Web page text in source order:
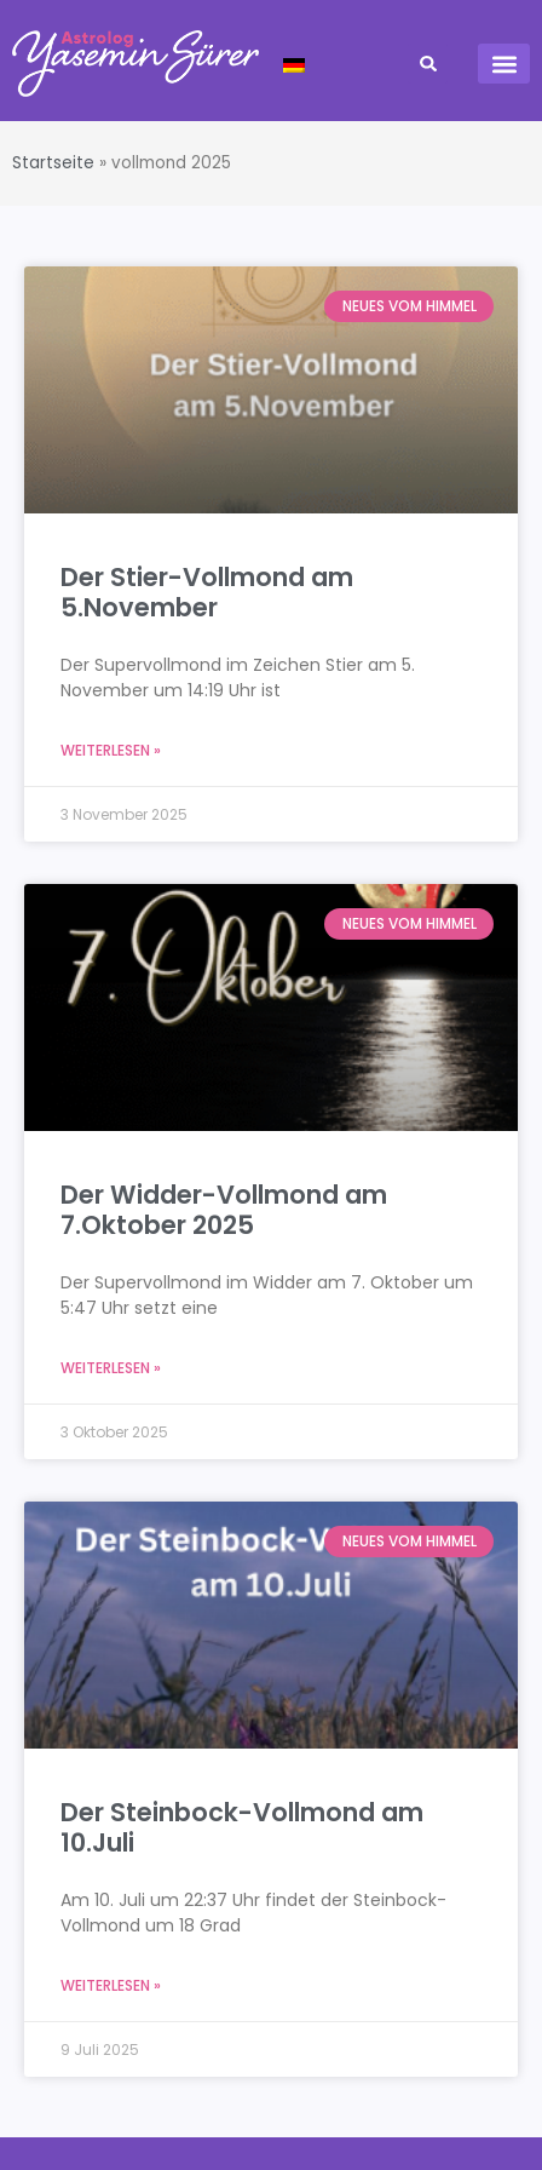
Startseite » vollmond 2025
NEUES VOM HIMMEL
Der Stier-Vollmond am
5.November
Der Supervollmond im Zeichen Stier am 5.
November um 14:19 Uhr ist
WEITERLESEN »
3 November 2025
NEUES VOM HIMMEL
Der Widder-Vollmond am
7.Oktober 2025
Der Supervollmond im Widder am 7. Oktober um
5:47 Uhr setzt eine
WEITERLESEN »
3 Oktober 2025
NEUES VOM HIMMEL
Der Steinbock-Vollmond am
10.Juli
Am 10. Juli um 22:37 Uhr findet der Steinbock-
Vollmond um 18 Grad
WEITERLESEN »
9 Juli 2025